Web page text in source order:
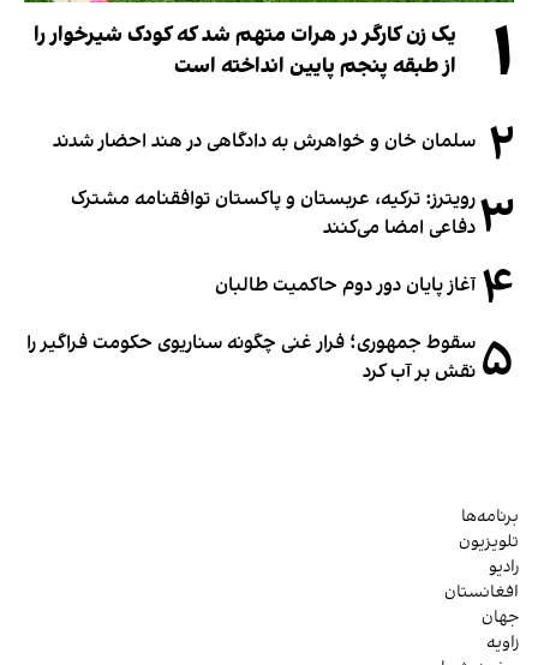
۱
یک زن کارگر در هرات متهم شد که کودک شیرخوار را
از طبقه پنجم پایین انداخته است
۲ سلمان خان و خواهرش به دادگاهی در هند احضار شدند
۳رویترز: ترکیه، عربستان و پاکستان توافقنامه مشترک
دفاعی امضا می‌کنند
۴ آغاز پایان دور دوم حاکمیت طالبان
۵ سقوط جمهوری؛ فرار غنی چگونه سناریوی حکومت فراگیر را
نقش بر آب کرد
برنامه‌ها
تلویزیون
رادیو
افغانستان
جهان
زاویه